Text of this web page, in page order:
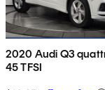
2020 Audi Q3
45 TFSI